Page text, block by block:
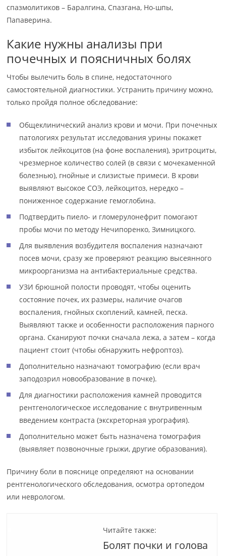
спазмолитиков – Баралгина, Спазгана, Но-шпы,
Папаверина.
Какие нужны анализы при
почечных и поясничных болях
Чтобы вылечить боль в спине, недостаточного
самостоятельной диагностики. Устранить причину можно,
только пройдя полное обследование:
Общеклинический анализ крови и мочи. При почечных
патологиях результат исследования урины покажет
избыток лейкоцитов (на фоне воспаления), эритроциты,
чрезмерное количество солей (в связи с мочекаменной
болезнью), гнойные и слизистые примеси. В крови
выявляют высокое СОЭ, лейкоцитоз, нередко –
пониженное содержание гемоглобина.
Подтвердить пиело- и гломерулонефрит помогают
пробы мочи по методу Нечипоренко, Зимницкого.
Для выявления возбудителя воспаления назначают
посев мочи, сразу же проверяют реакцию высеянного
микроорганизма на антибактериальные средства.
УЗИ брюшной полости проводят, чтобы оценить
состояние почек, их размеры, наличие очагов
воспаления, гнойных скоплений, камней, песка.
Выявляют также и особенности расположения парного
органа. Сканируют почки сначала лежа, а затем – когда
пациент стоит (чтобы обнаружить нефроптоз).
Дополнительно назначают томографию (если врач
заподозрил новообразование в почке).
Для диагностики расположения камней проводится
рентгенологическое исследование с внутривенным
введением контраста (экскреторная урография).
Дополнительно может быть назначена томография
(выявляет позвоночные грыжи, другие образования).
Причину боли в пояснице определяют на основании
рентгенологического обследования, осмотра ортопедом
или неврологом.
Читайте также:
Болят почки и голова